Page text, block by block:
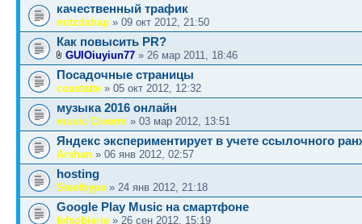
качественный трафик
mitzdahap » 09 окт 2012, 21:50
Как повысить PR?
GUIOiuyiun77 » 26 мар 2011, 18:46
Посадочные страницы
coastatte » 05 окт 2012, 12:32
музыка 2016 онлайн
music Creerm » 03 мар 2012, 13:51
Яндекс экспериментирует в учете ссылочного
Arshan » 06 янв 2012, 02:57
hosting
Steethype » 24 янв 2012, 21:18
Google Play Musiс на смартфоне
fefsobjerie » 26 сен 2012, 15:19